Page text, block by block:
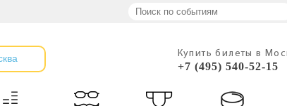
Купить билеты в
+7 (495) 540-52-15